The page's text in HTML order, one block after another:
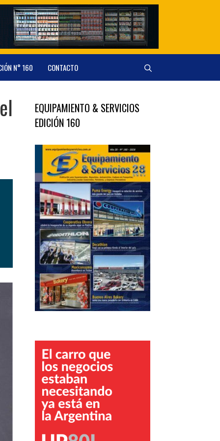
N° 160 CONTACTO
EQUIPAMIENTO & SERVICIOS
EDICIÓN 160